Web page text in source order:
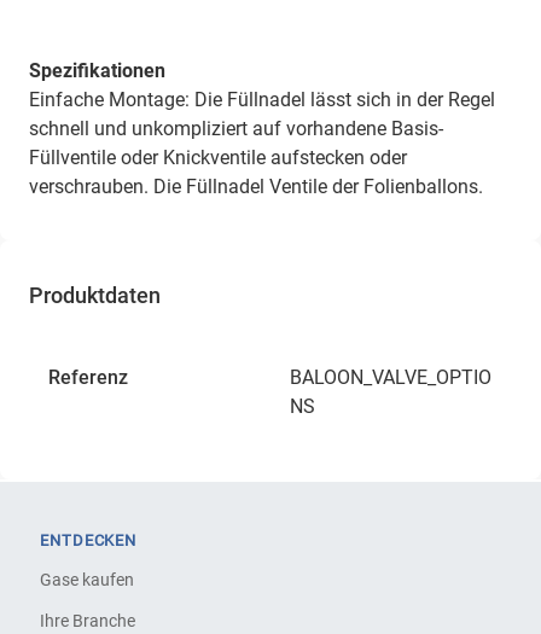
Spezifikationen
Einfache Montage: Die Füllnadel lässt sich in der Regel
schnell und unkompliziert auf vorhandene Basis-
Füllventile oder Knickventile aufstecken oder
verschrauben. Die Füllnadel Ventile der Folienballons.
Produktdaten
Referenz
BALOON_VALVE_OPTIO
NS
ENTDECKEN
Gase kaufen
Ihre Branche